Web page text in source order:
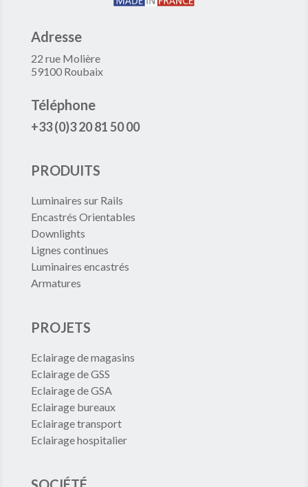
Adresse
22 rue Molière
59100 Roubaix
Téléphone
+33 (0)3 20 81 50 00
PRODUITS
Luminaires sur Rails
Encastrés Orientables
Downlights
Lignes continues
Luminaires encastrés
Armatures
PROJETS
Eclairage de magasins
Eclairage de GSS
Eclairage de GSA
Eclairage bureaux
Eclairage transport
Eclairage hospitalier